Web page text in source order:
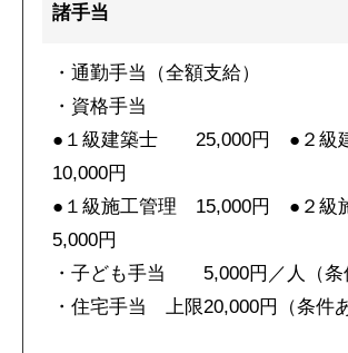
諸手当
・通勤手当（全額支給）
・資格手当
●１級建築士 25,000円 ●２
10,000円
●１級施工管理 15,000円 ●２
5,000円
・子ども手当 5,000円／人（条
・住宅手当 上限20,000円（条件あ